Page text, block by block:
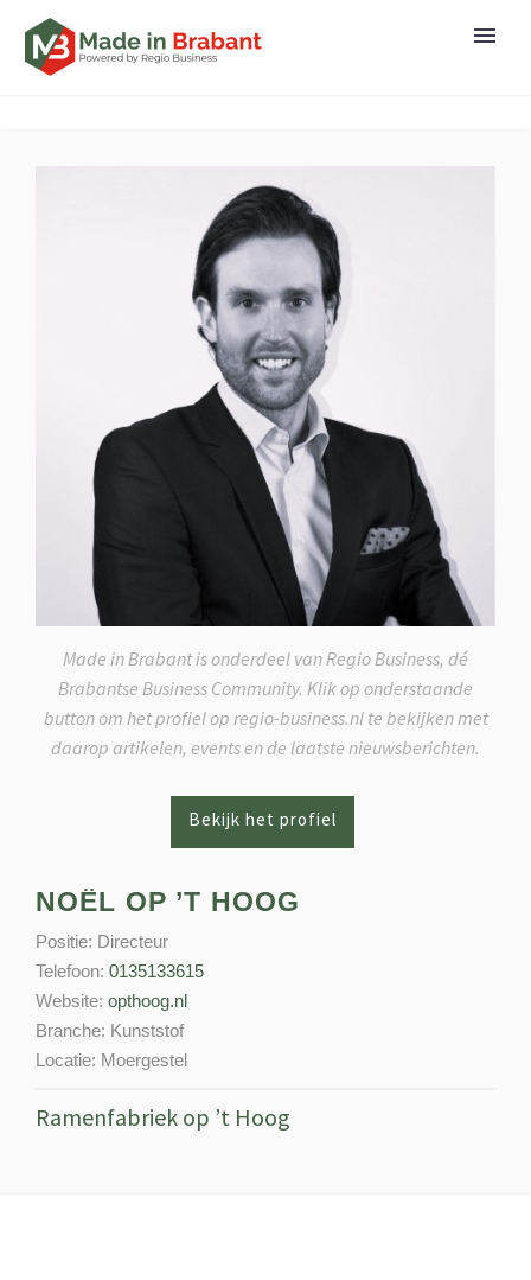
Made in Brabant is onderdeel van Regio Business, dé
Brabantse Business Community. Klik op onderstaande
button om het profiel op regio-business.nl te bekijken met
daarop artikelen, events en de laatste nieuwsberichten.
NOËL OP ’T HOOG
Positie: Directeur
Telefoon: 0135133615
Website: opthoog.nl
Branche: Kunststof
Locatie: Moergestel
Ramenfabriek op ’t Hoog